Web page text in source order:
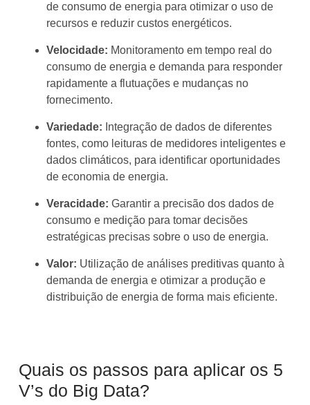
de consumo de energia para otimizar o uso de
recursos e reduzir custos energéticos.
Velocidade: Monitoramento em tempo real do
consumo de energia e demanda para responder
rapidamente a flutuações e mudanças no
fornecimento.
Variedade: Integração de dados de diferentes
fontes, como leituras de medidores inteligentes e
dados climáticos, para identificar oportunidades
de economia de energia.
Veracidade: Garantir a precisão dos dados de
consumo e medição para tomar decisões
estratégicas precisas sobre o uso de energia.
Valor: Utilização de análises preditivas quanto à
demanda de energia e otimizar a produção e
distribuição de energia de forma mais eficiente.
Quais os passos para aplicar os 5
V’s do Big Data?